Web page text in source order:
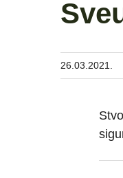
26.03.2021.